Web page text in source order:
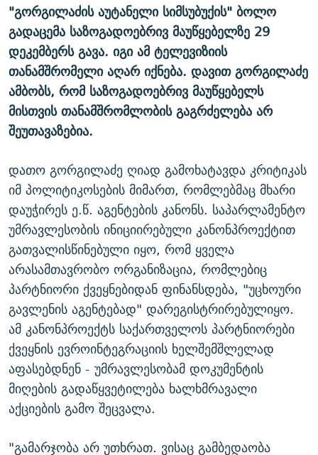
"გორგილაძის აუტანელი სიმსუბუქის" ბოლო
გადაცემა საზოგადოებრივ მაუწყებელზე 29
დეკემბერს გავა. იგი ამ ტელევიზიის
თანამშრომელი აღარ იქნება. დავით გორგილაძე
ამბობს, რომ საზოგადოებრივ მაუწყებელს
მისთვის თანამშრომლობის გაგრძელება არ
შეუთავაზებია.
დათო გორგილაძე ღიად გამოხატავდა კრიტიკას
იმ პოლიტიკოსების მიმართ, რომლებმაც მხარი
დაუჭირეს ე.წ. აგენტების კანონს. საპარლამენტო
უმრავლესობის ინიციირებული კანონპროექტით
გათვალისწინებული იყო, რომ ყველა
არასამთავრობო ორგანიზაცია, რომლებიც
პარტნიორი ქვეყნებიდან ფინანსდება, "უცხოური
გავლენის აგენტებად" დარეგისტრირებულიყო.
ამ კანონპროექტს საქართველოს პარტნიორები
ქვეყნის ევროინტეგრაციის ხელშემშლელად
აფასებდნენ - უმრავლესობამ დოკუმენტის
მიღების გადაწყვეტილება ხალხმრავალი
აქციების გამო შეცვალა.
"გამარჯობა არ უთხრათ. ვისაც გამბედაობა